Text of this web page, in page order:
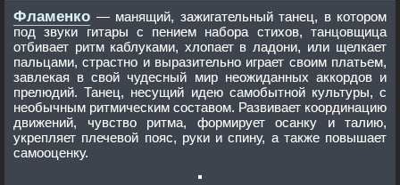
Фламенко — манящий, зажигательный танец, в котором
под звуки гитары с пением набора стихов, танцовщица
отбивает ритм каблуками, хлопает в ладони, или щелкает
пальцами, страстно и выразительно играет своим платьем,
завлекая в свой чудесный мир неожиданных аккордов и
прелюдий. Танец, несущий идею самобытной культуры, с
необычным ритмическим составом. Развивает координацию
движений, чувство ритма, формирует осанку и талию,
укрепляет плечевой пояс, руки и спину, а также повышает
самооценку.